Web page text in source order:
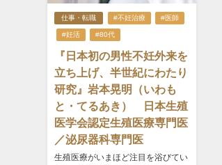
仕事・転職 #不妊治療 #医師
#妊活 #80代
『日本初の男性不妊外来を
立ち上げ、半世紀にわたり
研究』岩本晃明（いわも
と・てるあき） 日本生殖
医学会認定生殖医療専門医
／泌尿器科専門医
生殖医療がいまほど注目を浴びてい